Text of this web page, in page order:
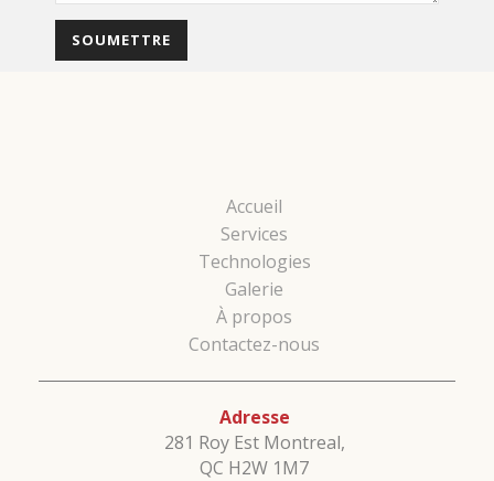
Accueil
Services
Technologies
Galerie
À propos
Contactez-nous
Adresse
281 Roy Est Montreal,
QC H2W 1M7